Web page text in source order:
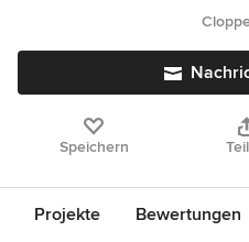
Speichern
Projekte Bewertungen